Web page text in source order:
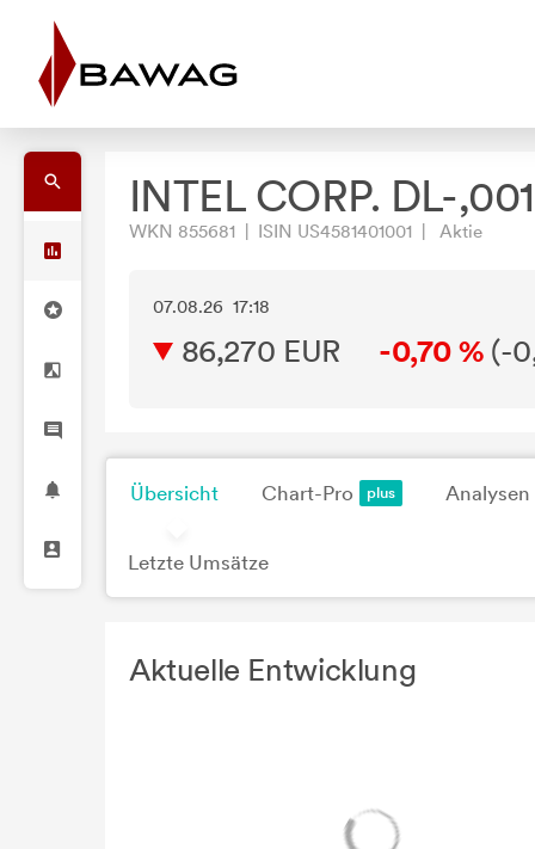
INTEL CORP. DL-,001
WKN 855681 | ISIN US4581401001 | Aktie
07.08.26 17:18
86,270 EUR -0,70 % (-
Übersicht Chart-Pro Analysen
Letzte Umsätze
Aktuelle Entwicklung